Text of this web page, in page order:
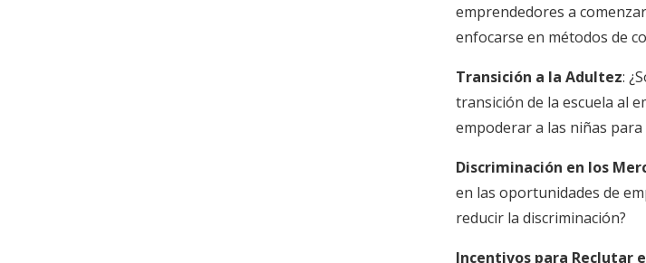
emprendedores a
enfocarse en métodos de
Transición a la Adultez:
transición de la escuela al
empoderar a las niñas
Discriminación en los
en las oportunidades de
reducir la discriminación?
Incentivos para Reclutar